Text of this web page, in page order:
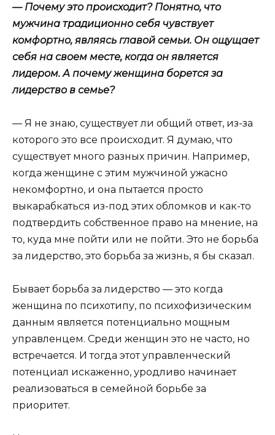
— Почему это происходит? Понятно, что
мужчина традиционно себя чувствует
комфортно, являясь главой семьи. Он ощущает
себя на своем месте, когда он является
лидером. А почему женщина борется за
лидерство в семье?
— Я не знаю, существует ли общий ответ, из-за
которого это все происходит. Я думаю, что
существует много разных причин. Например,
когда женщине с этим мужчиной ужасно
некомфортно, и она пытается просто
выкарабкаться из-под этих обломков и как-то
подтвердить собственное право на мнение, на
то, куда мне пойти или не пойти. Это не борьба
за лидерство, это борьба за жизнь, я бы сказал.
Бывает борьба за лидерство — это когда
женщина по психотипу, по психофизическим
данным является потенциально мощным
управленцем. Среди женщин это не часто, но
встречается. И тогда этот управленческий
потенциал искаженно, уродливо начинает
реализоваться в семейной борьбе за
приоритет.